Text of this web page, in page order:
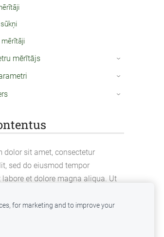
mērītājs ›
›
›
dolor sit amet, consectetur
sed do eiusmod tempor
et dolore magna aliqua. Ut
laboris nisi ut aliquip ex ea
for marketing and to improve your